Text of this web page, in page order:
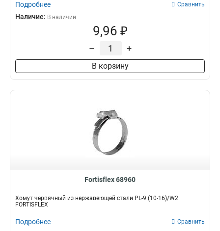
Подробнее Сравнить
Наличие: В наличии
9,96 ₽
– +
В корзину
Fortisflex 68960
Хомут червячный из нержавеющей стали PL-9 (10-16)/W2
FORTISFLEX
Подробнее Сравнить